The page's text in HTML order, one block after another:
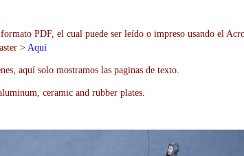
PDF, el cual puede ser leído o impreso usando el
> Aquí
aquí solo mostramos las paginas de texto.
ceramic and rubber plates.